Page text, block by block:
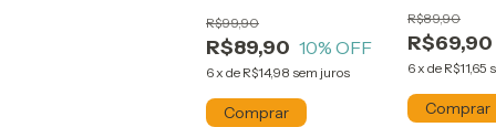
R$89,90
R$99,90
10% OFF
6x de R$14,98 sem juros
R$69,90
R$89,90
6x de R$11,65